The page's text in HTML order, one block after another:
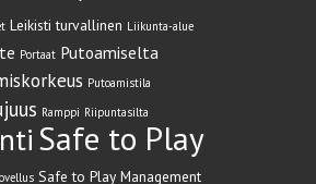
Leikisti turvallinen Liikunta-alue
Portaat Putoamiselta
Putoamistila
Ramppi Riipuntasilta
Safe to Play
Safe to Play Management